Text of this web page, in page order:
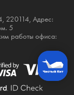
Адрес:
5
работы офиса: